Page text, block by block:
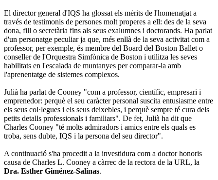
El director general d'IQS ha glossat els mèrits de l'homenatjat a
través de testimonis de persones molt properes a ell: des de la seva
dona, fill o secretària fins als seus exalumnes i doctorands. Ha parlat
d'un personatge peculiar ja que, més enllà de la seva activitat com a
professor, per exemple, és membre del Board del Boston Ballet o
conseller de l'Orquestra Simfònica de Boston i utilitza les seves
habilitats en l'escalada de muntanyes per comparar-la amb
l'aprenentatge de sistemes complexos.
Julià ha parlat de Cooney "com a professor, científic, empresari i
emprenedor: perquè el seu caràcter personal suscita entusiasme entre
els seus col·legues i els seus deixebles, i perquè sempre té cura dels
petits detalls professionals i familiars". De fet, Julià ha dit que
Charles Cooney "té molts admiradors i amics entre els quals es
troba, sens dubte, IQS i la persona del seu director".
A continuació s'ha procedit a la investidura com a doctor honoris
causa de Charles L. Cooney a càrrec de la rectora de la URL, la
Dra. Esther Giménez-Salinas.